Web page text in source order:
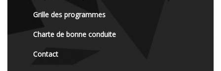
Grille des programmes
Charte de bonne conduite
Contact